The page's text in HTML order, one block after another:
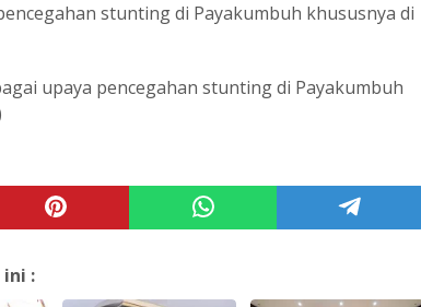
stunting di Payakumbuh khususnya di
upaya pencegahan stunting di Payakumbuh
: